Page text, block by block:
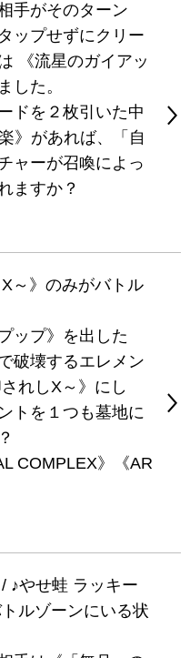
手がそのターン
ップせずにクリー
《流星のガイアッ
した。
ドを２枚引いた中
》があれば、「自
ャーが召喚によっ
ますか？
～》のみがバトル
ップ》を出した
破壊するエレメン
れしX～》にし
トを１つも墓地に
COMPLEX》《AR
♪やせ蛙 ラッキー
ルゾーンにいる状